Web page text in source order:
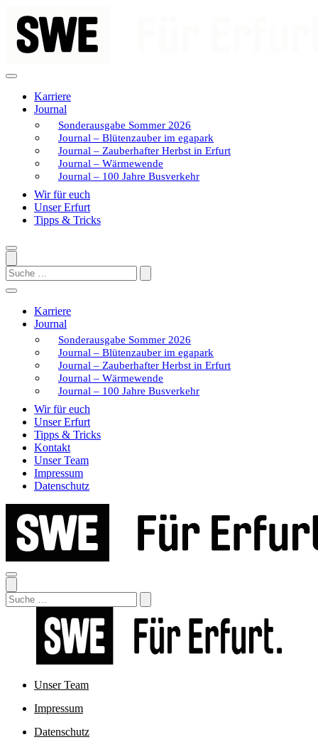
Inhalt
springen
Karriere
Journal
Sonderausgabe Sommer 2026
Journal – Blütenzauber im egapark
Journal – Zauberhafter Herbst in Erfurt
Journal – Wärmewende
Journal – 100 Jahre Busverkehr
Wir für euch
Unser Erfurt
Tipps & Tricks
Search
Karriere
Journal
Sonderausgabe Sommer 2026
Journal – Blütenzauber im egapark
Journal – Zauberhafter Herbst in Erfurt
Journal – Wärmewende
Journal – 100 Jahre Busverkehr
Wir für euch
Unser Erfurt
Tipps & Tricks
Kontakt
Unser Team
Impressum
Datenschutz
Search
Unser Team
Impressum
Datenschutz